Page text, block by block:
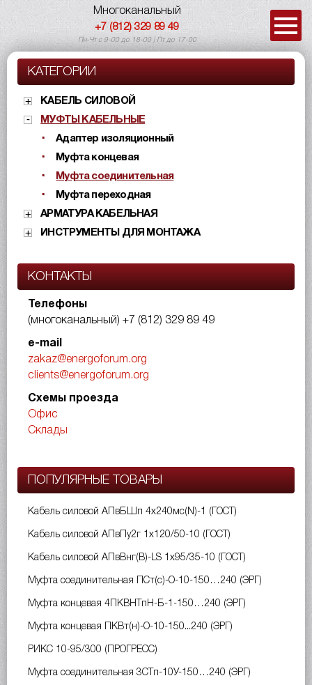
Многоканальный
+7 (812) 329 89 49
Пн-Чт с 9-00 до 18-00 | Пт до 17-00
КАТЕГОРИИ
КАБЕЛЬ СИЛОВОЙ
МУФТЫ КАБЕЛЬНЫЕ
Адаптер изоляционный
Муфта концевая
Муфта соединительная
Муфта переходная
АРМАТУРА КАБЕЛЬНАЯ
ИНСТРУМЕНТЫ ДЛЯ МОНТАЖА
КОНТАКТЫ
Телефоны
(многоканальный) +7 (812) 329 89 49
e-mail
zakaz@energoforum.org
clients@energoforum.org
Схемы проезда
Офис
Склады
ПОПУЛЯРНЫЕ ТОВАРЫ
Кабель силовой АПвБШп 4х240мс(N)-1 (ГОСТ)
Кабель силовой АПвПу2г 1х120/50-10 (ГОСТ)
Кабель силовой АПвВнг(B)-LS 1х95/35-10 (ГОСТ)
Муфта соединительная ПСт(с)-О-10-150…240 (ЭРГ)
Муфта концевая 4ПКВНТпН-Б-1-150…240 (ЭРГ)
Муфта концевая ПКВт(н)-О-10-150...240 (ЭРГ)
РИКС 10-95/300 (ПРОГРЕСС)
Муфта соединительная 3СТп-10У-150…240 (ЭРГ)